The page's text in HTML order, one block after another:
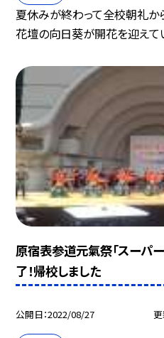
夏休みが終わって全校朝礼か
花壇の向日葵が開花を迎えて
原宿表参道元氣祭「スーパー
了！帰校しました
公開日 2022/08/27